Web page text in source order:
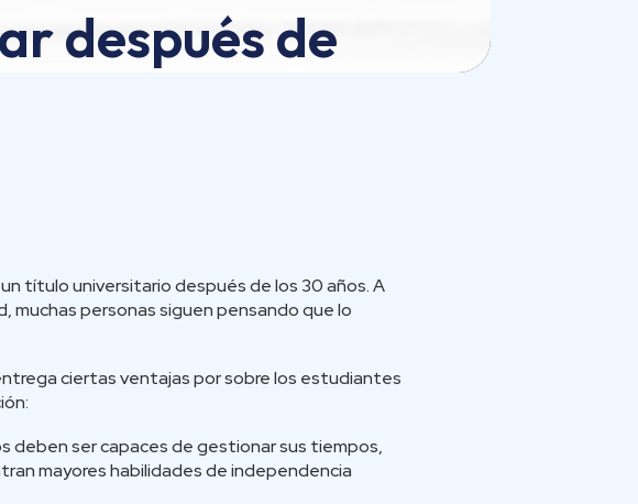
después de
título universitario después de los 30 años. A
personas siguen pensando que lo
ciertas ventajas por sobre los estudiantes
deben ser capaces de gestionar sus tiempos,
mayores habilidades de independencia